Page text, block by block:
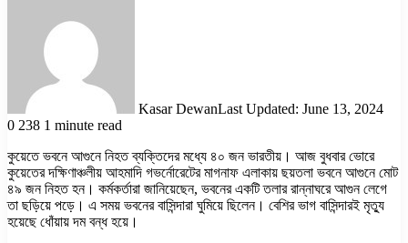
Kasar DewanLast Updated: June 13, 2024
0 238 1 minute read
কুয়েতে ভবনে আগুনে নিহত ব্যক্তিদের মধ্যে ৪০ জন ভারতীয়। আজ বুধবার ভোরে
কুয়েতের দক্ষিণাঞ্চলীয় আহমাদি গভর্নোরেটের মাগনাফ এলাকায় ছয়তলা ভবনে আগুনে মোট
৪৯ জন নিহত হন। কর্মকর্তারা জানিয়েছেন, ভবনের একটি তলার রান্নাঘরে আগুন লেগে
তা ছড়িয়ে পড়ে। এ সময় ভবনের বাসিন্দারা ঘুমিয়ে ছিলেন। বেশির ভাগ বাসিন্দারই মৃত্যু
হয়েছে ধোঁয়ায় দম বন্ধ হয়ে।